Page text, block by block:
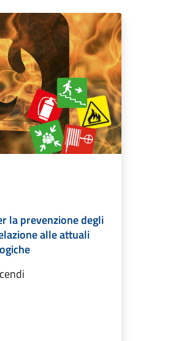
la prevenzione degli
alle attuali